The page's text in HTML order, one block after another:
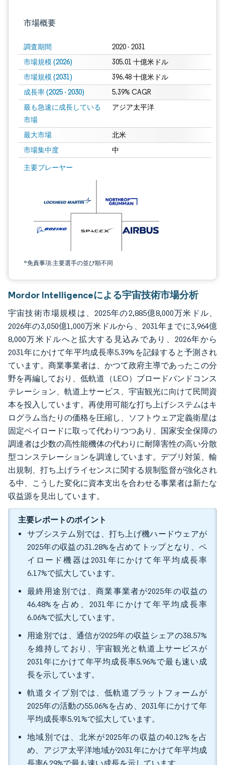
市場概要
調査期間 2020 - 2031
市場規模 (2026) 305.01 十億米ドル
市場規模 (2031) 396.48 十億米ドル
成長率 (2025 - 2030) 5.39% CAGR
最も急速に成長している
市場
アジア太平洋
最大市場 北米
市場集中度 中
主要プレーヤー
*免責事項:主要選手の並び順不同
画像 © Mordor Intelligence。再利用にはCC BY 4.0の表示が必要です。
Mordor Intelligenceによる宇宙技術市場分析
宇宙技術市場規模は、2025年の2,885億8,000万米ドル、
2026年の3,050億1,000万米ドルから、2031年までに3,964億
8,000万米ドルへと拡大する見込みであり、2026年から
2031年にかけて年平均成長率5.39%を記録すると予測され
ています。商業事業者は、かつて政府主導であったこの分
野を再編しており、低軌道（LEO）ブロードバンドコンス
テレーション、軌道上サービス、宇宙観光に向けて民間資
本を投入しています。再使用可能な打ち上げシステムはキ
ログラム当たりの価格を圧縮し、ソフトウェア定義衛星は
固定ペイロードに取って代わりつつあり、国家安全保障の
調達者は少数の高性能機体の代わりに耐障害性の高い分散
型コンステレーションを調達しています。デブリ対策、輸
出規制、打ち上げライセンスに関する規制監督が強化され
る中、こうした変化に資本支出を合わせる事業者は新たな
収益源を見出しています。
主要レポートのポイント
サブシステム別では、打ち上げ機ハードウェアが
2025年の収益の31.28%を占めてトップとなり、ペ
イロード機器は2031年にかけて年平均成長率
6.17%で拡大しています。
最終用途別では、商業事業者が2025年の収益の
46.48%を占め、2031年にかけて年平均成長率
6.06%で拡大しています。
用途別では、通信が2025年の収益シェアの38.57%
を維持しており、宇宙観光と軌道上サービスが
2031年にかけて年平均成長率5.96%で最も速い成
長を示しています。
軌道タイプ別では、低軌道プラットフォームが
2025年の活動の55.06%を占め、2031年にかけて年
平均成長率5.91%で拡大しています。
地域別では、北米が2025年の収益の40.12%を占
め、アジア太平洋地域が2031年にかけて年平均成